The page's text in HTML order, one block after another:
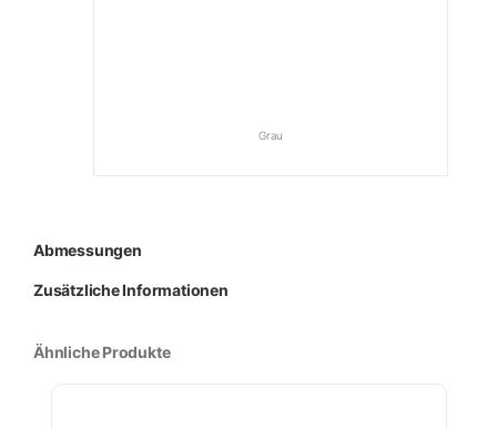
Grau
Abmessungen
Zusätzliche Informationen
Ähnliche Produkte